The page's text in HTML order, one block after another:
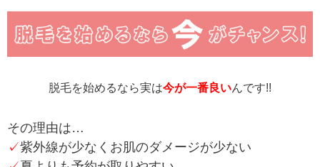
脱毛を始めるなら実は今が一番良いんです!!
その理由は…
✓紫外線が少なくお肌のダメージが少ない